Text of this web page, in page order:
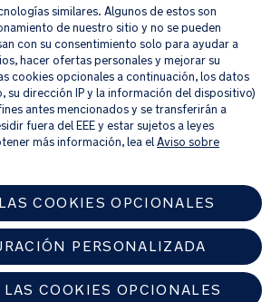
REGISTRAR
de correo electrónico, aceptas recibir por
boletín de noticias e información sobre
que puedan ser de tu interés.
sobre cómo procesamos tus datos personales,
privacidad
similares. Algunos de estos son
de nuestro sitio y no se pueden
con su consentimiento solo para ayudar a
hacer ofertas personales y mejorar su
cookies opcionales a continuación, los datos
su dirección IP y la información del dispositivo)
antes mencionados y se transferirán a
fuera del EEE y estar sujetos a leyes
más información, lea elAviso sobre
COOKIES OPCIONALES
PERSONALIZADA
LAS COOKIES OPCIONALES